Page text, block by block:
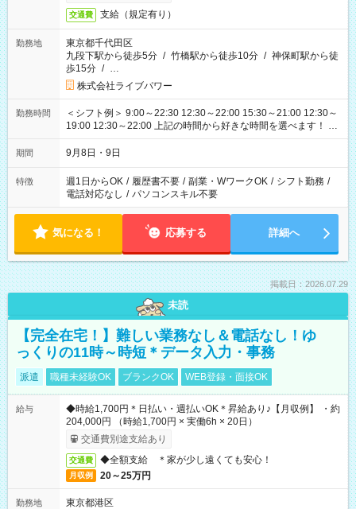
交通費 支給（規定有り）
勤務地
東京都千代田区
九段下駅から徒歩5分 / 竹橋駅から徒歩10分 / 神保町駅から徒
歩15分 / …
株式会社ライブパワー
勤務時間
＜シフト例＞ 9:00～22:30 12:30～22:00 15:30～21:00 12:30～
19:00 12:30～22:00 上記の時間から好きな時間を選べます！ ※
時間は変更となる可能性があります
期間 9月8日・9日
特徴 週1日からOK / 履歴書不要 / 副業・WワークOK / シフト勤務 /
電話対応なし / パソコンスキル不要
気になる！ 応募する 詳細へ
掲載日：2026.07.29
未読
【完全在宅！】難しい業務なし＆電話なし！ゆ
っくりの11時～時短＊データ入力・事務
派遣 職種未経験OK ブランクOK WEB登録・面接OK
給与
◆時給1,700円＊日払い・週払いOK＊昇給あり♪【月収例】 ・約
204,000円 （時給1,700円 × 実働6h × 20日）
交通費別途支給あり
交通費 ◆全額支給 ＊家が少し遠くても安心！
月収例 20～25万円
勤務地
東京都港区